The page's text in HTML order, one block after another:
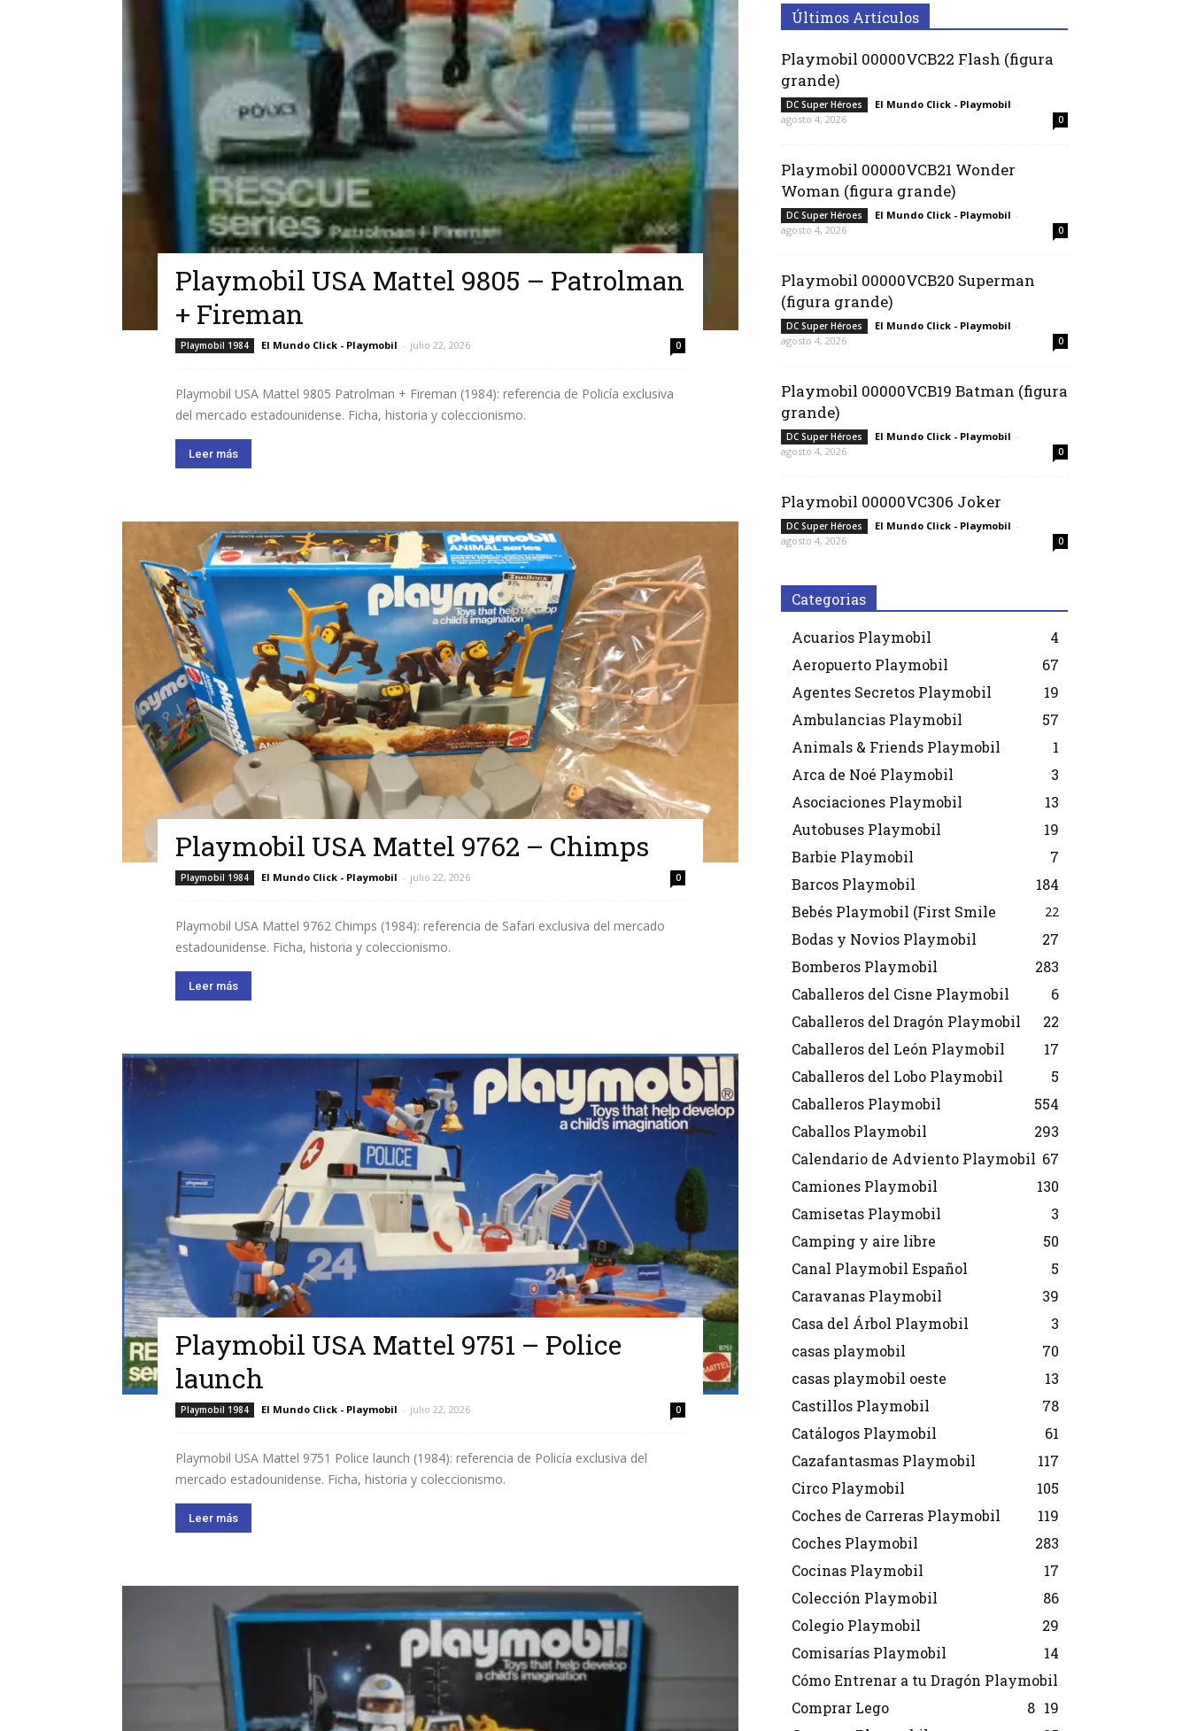
Playmobil USA Mattel 9805 – Patrolman
+ Fireman
Playmobil 1984 El Mundo Click - Playmobil - julio 22, 2026 0
Playmobil USA Mattel 9805 Patrolman + Fireman (1984): referencia de Policía exclusiva
del mercado estadounidense. Ficha, historia y coleccionismo.
Leer más
Playmobil USA Mattel 9762 – Chimps
Playmobil 1984 El Mundo Click - Playmobil - julio 22, 2026 0
Playmobil USA Mattel 9762 Chimps (1984): referencia de Safari exclusiva del mercado
estadounidense. Ficha, historia y coleccionismo.
Leer más
Playmobil USA Mattel 9751 – Police
launch
Playmobil 1984 El Mundo Click - Playmobil - julio 22, 2026 0
Playmobil USA Mattel 9751 Police launch (1984): referencia de Policía exclusiva del
mercado estadounidense. Ficha, historia y coleccionismo.
Leer más
Últimos Artículos
Playmobil 00000VCB22 Flash (figura
grande)
DC Super Héroes El Mundo Click - Playmobil -
agosto 4, 2026
0
Playmobil 00000VCB21 Wonder
Woman (figura grande)
DC Super Héroes El Mundo Click - Playmobil -
agosto 4, 2026
0
Playmobil 00000VCB20 Superman
(figura grande)
DC Super Héroes El Mundo Click - Playmobil -
agosto 4, 2026
0
Playmobil 00000VCB19 Batman (figura
grande)
DC Super Héroes El Mundo Click - Playmobil -
agosto 4, 2026
0
Playmobil 00000VC306 Joker
DC Super Héroes El Mundo Click - Playmobil -
agosto 4, 2026
0
Categorias
Acuarios Playmobil
4
Aeropuerto Playmobil
67
Agentes Secretos Playmobil
19
Ambulancias Playmobil
57
Animals & Friends Playmobil
1
Arca de Noé Playmobil
3
Asociaciones Playmobil
13
Autobuses Playmobil
19
Barbie Playmobil
7
Barcos Playmobil
184
Bebés Playmobil (First Smile
22
Bodas y Novios Playmobil
27
Bomberos Playmobil
283
Caballeros del Cisne Playmobil
6
Caballeros del Dragón Playmobil
22
Caballeros del León Playmobil
17
Caballeros del Lobo Playmobil
5
Caballeros Playmobil
554
Caballos Playmobil
293
Calendario de Adviento Playmobil 67
Camiones Playmobil
130
Camisetas Playmobil
3
Camping y aire libre
50
Canal Playmobil Español
5
Caravanas Playmobil
39
Casa del Árbol Playmobil
3
casas playmobil
70
casas playmobil oeste
13
Castillos Playmobil
78
Catálogos Playmobil
61
Cazafantasmas Playmobil
117
Circo Playmobil
105
Coches de Carreras Playmobil
119
Coches Playmobil
283
Cocinas Playmobil
17
Colección Playmobil
86
Colegio Playmobil
29
Comisarías Playmobil
14
Cómo Entrenar a tu Dragón Playmobil
19
Comprar Lego
8